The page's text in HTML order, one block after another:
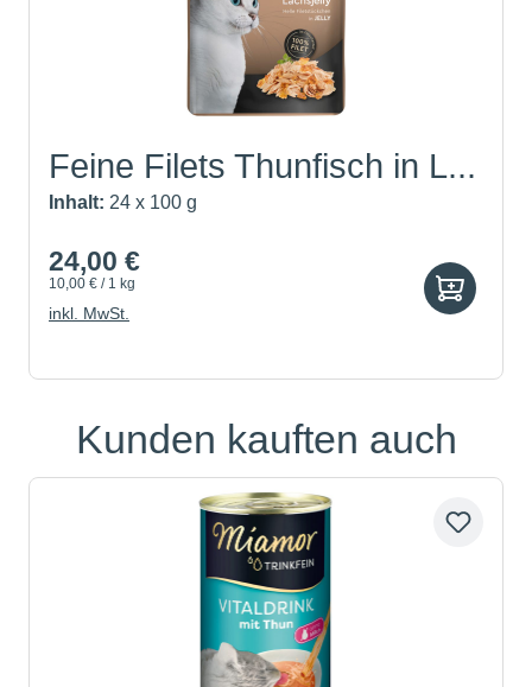
Feine Filets Thunfisch in L...
Inhalt: 24 x 100 g
24,00 €
10,00 € / 1 kg
inkl. MwSt.
Produktgalerie überspringen
Kunden kauften auch